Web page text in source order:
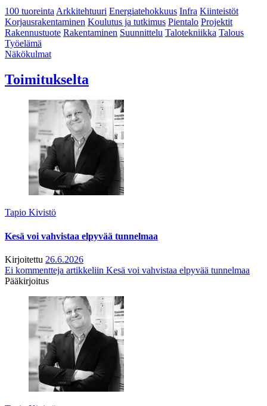
100 tuoreintaArkkitehtuuri Energiatehokkuus Infra Kiinteistöt
Korjausrakentaminen Koulutus ja tutkimus Pientalo Projektit
Rakennustuote Rakentaminen Suunnittelu Talotekniikka Talous
Työelämä
Näkökulmat
Toimitukselta
Tapio Kivistö
Kesä voi vahvistaa elpyvää tunnelmaa
Kirjoitettu 26.6.2026
Ei kommentteja artikkeliin Kesä voi vahvistaa elpyvää tunnelmaa
Pääkirjoitus